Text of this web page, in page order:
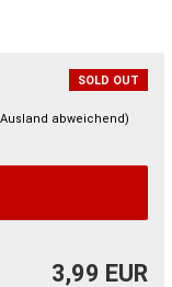
SOLD OUT
abweichend)
3,99 EUR